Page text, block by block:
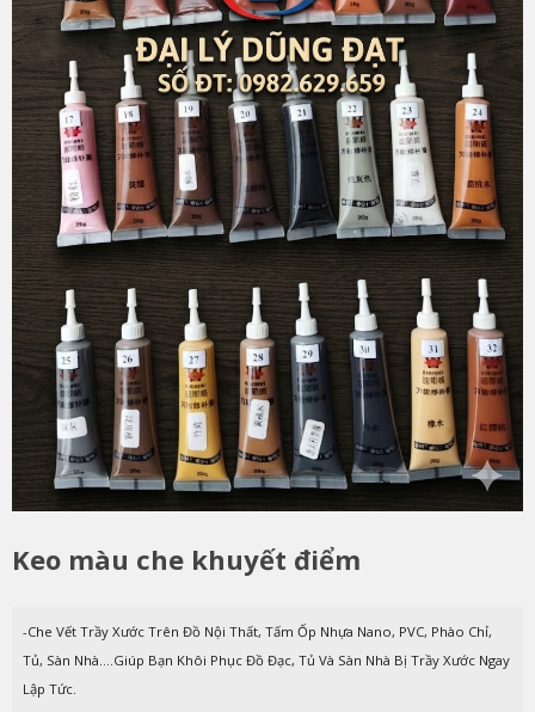
Keo màu che khuyết điểm
-Che Vết Trầy Xước Trên Đồ Nội Thất, Tấm Ốp Nhựa Nano, PVC, Phào Chỉ,
Tủ, Sàn Nhà....Giúp Bạn Khôi Phục Đồ Đạc, Tủ Và Sàn Nhà Bị Trầy Xước Ngay
Lập Tức.